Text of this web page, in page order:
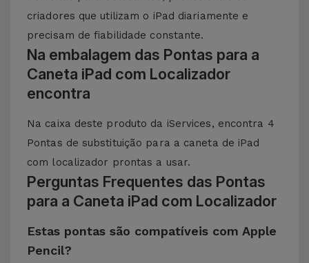
criadores que utilizam o iPad diariamente e
precisam de fiabilidade constante.
Na embalagem das Pontas para a
Caneta iPad com Localizador
encontra
Na caixa deste produto da iServices, encontra 4
Pontas de substituição para a caneta de iPad
com localizador prontas a usar.
Perguntas Frequentes das Pontas
para a Caneta iPad com Localizador
Estas pontas são compatíveis com Apple
Pencil?